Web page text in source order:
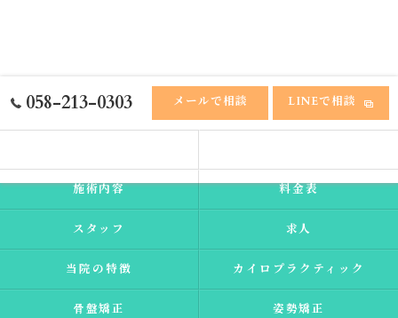
058-213-0303 メールで相談 LINEで相談
施術内容 料金表
スタッフ 求人
当院の特徴 カイロプラクティック
骨盤矯正 姿勢矯正